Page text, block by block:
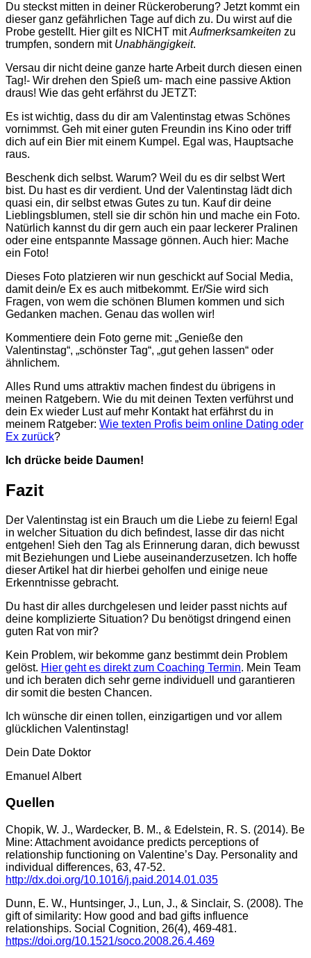
Du steckst mitten in deiner Rückeroberung? Jetzt kommt ein
dieser ganz gefährlichen Tage auf dich zu. Du wirst auf die
Probe gestellt. Hier gilt es NICHT mitAufmerksamkeiten zu
trumpfen, sondern mit Unabhängigkeit.
Versau dir nicht deine ganze harte Arbeit durch diesen einen
Tag!- Wir drehen den Spieß um- mach eine passive Aktion
draus! Wie das geht erfährst du JETZT:
Es ist wichtig, dass du dir am Valentinstag etwas Schönes
vornimmst. Geh mit einer guten Freundin ins Kino oder triff
dich auf ein Bier mit einem Kumpel. Egal was, Hauptsache
raus.
Beschenk dich selbst. Warum? Weil du es dir selbst Wert
bist. Du hast es dir verdient. Und der Valentinstag lädt dich
quasi ein, dir selbst etwas Gutes zu tun. Kauf dir deine
Lieblingsblumen, stell sie dir schön hin und mache ein Foto.
Natürlich kannst du dir gern auch ein paar leckerer Pralinen
oder eine entspannte Massage gönnen. Auch hier: Mache
ein Foto!
Dieses Foto platzieren wir nun geschickt auf Social Media,
damit dein/e Ex es auch mitbekommt. Er/Sie wird sich
Fragen, von wem die schönen Blumen kommen und sich
Gedanken machen. Genau das wollen wir!
Kommentiere dein Foto gerne mit: „Genieße den
Valentinstag“, „schönster Tag“, „gut gehen lassen“ oder
ähnlichem.
Alles Rund ums attraktiv machen findest du übrigens in
meinen Ratgebern. Wie du mit deinen Texten verführst und
dein Ex wieder Lust auf mehr Kontakt hat erfährst du in
meinem Ratgeber: Wie texten Profis beim online Dating oder
Ex zurück?
Ich drücke beide Daumen!
Fazit
Der Valentinstag ist ein Brauch um die Liebe zu feiern! Egal
in welcher Situation du dich befindest, lasse dir das nicht
entgehen! Sieh den Tag als Erinnerung daran, dich bewusst
mit Beziehungen und Liebe auseinanderzusetzen. Ich hoffe
dieser Artikel hat dir hierbei geholfen und einige neue
Erkenntnisse gebracht.
Du hast dir alles durchgelesen und leider passt nichts auf
deine komplizierte Situation? Du benötigst dringend einen
guten Rat von mir?
Kein Problem, wir bekomme ganz bestimmt dein Problem
gelöst. Hier geht es direkt zum Coaching Termin. Mein Team
und ich beraten dich sehr gerne individuell und garantieren
dir somit die besten Chancen.
Ich wünsche dir einen tollen, einzigartigen und vor allem
glücklichen Valentinstag!
Dein Date Doktor
Emanuel Albert
Quellen
Chopik, W. J., Wardecker, B. M., & Edelstein, R. S. (2014). Be
Mine: Attachment avoidance predicts perceptions of
relationship functioning on Valentine’s Day. Personality and
individual differences, 63, 47-52.
http://dx.doi.org/10.1016/j.paid.2014.01.035
Dunn, E. W., Huntsinger, J., Lun, J., & Sinclair, S. (2008). The
gift of similarity: How good and bad gifts influence
relationships. Social Cognition, 26(4), 469-481.
https://doi.org/10.1521/soco.2008.26.4.469